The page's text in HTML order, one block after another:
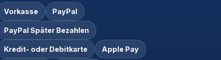
Vorkasse PayPal
PayPal Später Bezahlen
Kredit- oder Debitkarte Apple Pay